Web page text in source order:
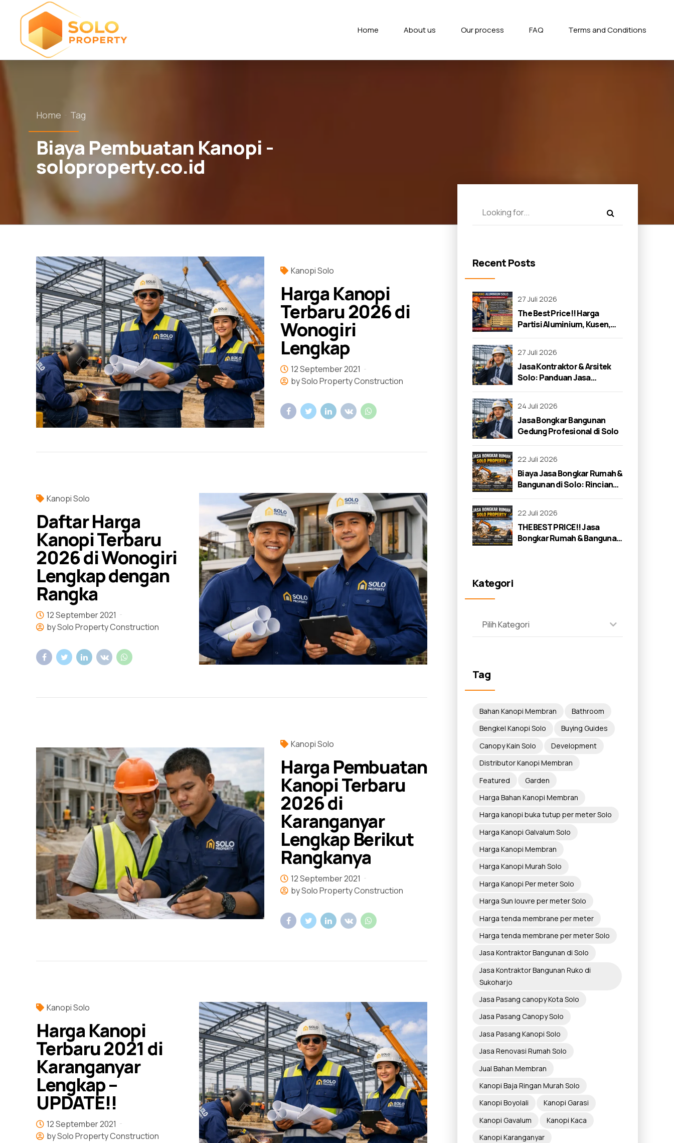
Home About us Our process FAQ Terms and Conditions
Home Tag
Biaya Pembuatan Kanopi -
soloproperty.co.id
Kanopi Solo
Harga Kanopi
Terbaru 2026 di
Wonogiri
Lengkap
12 September 2021
by Solo Property Construction
Kanopi Solo
Daftar Harga
Kanopi Terbaru
2026 di Wonogiri
Lengkap dengan
Rangka
12 September 2021
by Solo Property Construction
Kanopi Solo
Harga Pembuatan
Kanopi Terbaru
2026 di
Karanganyar
Lengkap Berikut
Rangkanya
12 September 2021
by Solo Property Construction
Kanopi Solo
Harga Kanopi
Terbaru 2021 di
Karanganyar
Lengkap –
UPDATE!!
12 September 2021
by Solo Property Construction
Recent Posts
27 Juli 2026
The Best Price!! Harga
Partisi Aluminium, Kusen,
dan Jendela di Solo 2026
27 Juli 2026
Jasa Kontraktor & Arsitek
Solo: Panduan Jasa
24 Juli 2026
Jasa Bongkar Bangunan
Gedung Profesional di Solo
22 Juli 2026
Biaya Jasa Bongkar Rumah &
Bangunan di Solo: Rincian
22 Juli 2026
THE BEST PRICE!! Jasa
Bongkar Rumah & Bangunan
Kategori
Pilih Kategori
Tag
Bahan Kanopi Membran
Bathroom
Bengkel Kanopi Solo
Buying Guides
Canopy Kain Solo
Development
Distributor Kanopi Membran
Featured
Garden
Harga Bahan Kanopi Membran
Harga kanopi buka tutup per meter Solo
Harga Kanopi Galvalum Solo
Harga Kanopi Membran
Harga Kanopi Murah Solo
Harga Kanopi Per meter Solo
Harga Sun louvre per meter Solo
Harga tenda membrane per meter
Harga tenda membrane per meter Solo
Jasa Kontraktor Bangunan di Solo
Jasa Kontraktor Bangunan Ruko di
Sukoharjo
Jasa Pasang canopy Kota Solo
Jasa Pasang Canopy Solo
Jasa Pasang Kanopi Solo
Jasa Renovasi Rumah Solo
Jual Bahan Membran
Kanopi Baja Ringan Murah Solo
Kanopi Boyolali
Kanopi Garasi
Kanopi Gavalum
Kanopi Kaca
Kanopi Karanganyar